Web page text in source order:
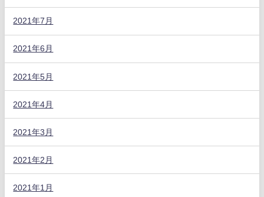
2021年7月
2021年6月
2021年5月
2021年4月
2021年3月
2021年2月
2021年1月